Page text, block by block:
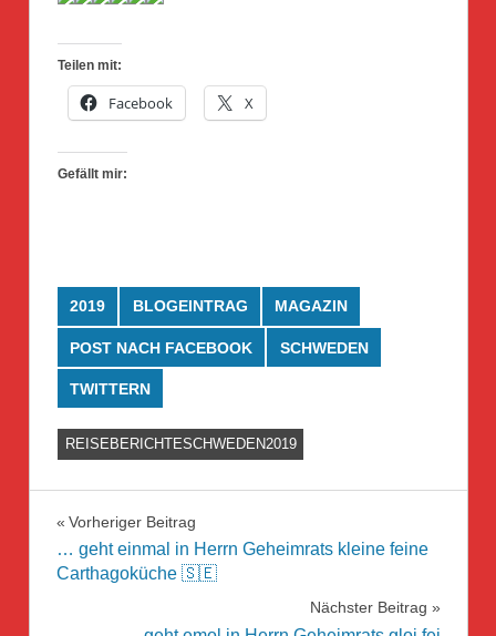
Teilen mit:
Facebook X
Gefällt mir:
2019 BLOGEINTRAG MAGAZIN
POST NACH FACEBOOK SCHWEDEN
TWITTERN
REISEBERICHTESCHWEDEN2019
Beitragsnavigation
Vorheriger Beitrag
… geht einmal in Herrn Geheimrats kleine feine
Carthagoküche 🇸🇪
Nächster Beitrag